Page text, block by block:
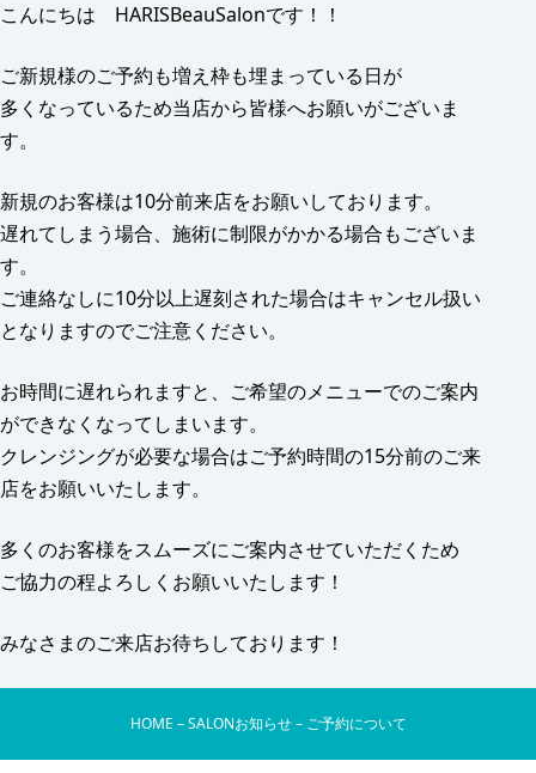
こんにちは HARISBeauSalonです！！
ご新規様のご予約も増え枠も埋まっている日が
多くなっているため当店から皆様へお願いがございま
す。
新規のお客様は10分前来店をお願いしております。
遅れてしまう場合、施術に制限がかかる場合もございま
す。
ご連絡なしに10分以上遅刻された場合はキャンセル扱い
となりますのでご注意ください。
お時間に遅れられますと、ご希望のメニューでのご案内
ができなくなってしまいます。
クレンジングが必要な場合はご予約時間の15分前のご来
店をお願いいたします。
多くのお客様をスムーズにご案内させていただくため
ご協力の程よろしくお願いいたします！
みなさまのご来店お待ちしております！
HOME – SALONお知らせ –ご予約について